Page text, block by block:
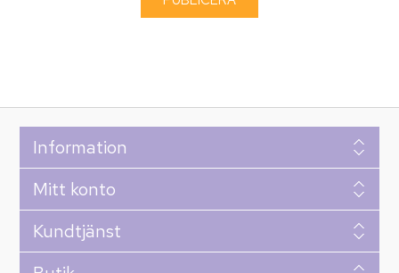
Information
Mitt konto
Kundtjänst